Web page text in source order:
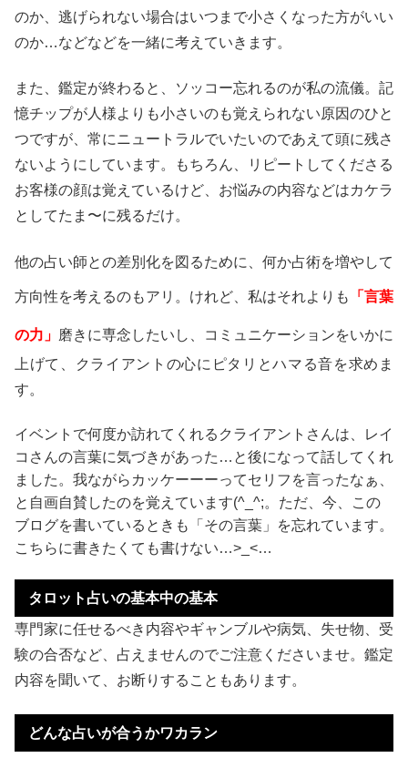
のか、逃げられない場合はいつまで小さくなった方がいい
のか…などなどを一緒に考えていきます。
また、鑑定が終わると、ソッコー忘れるのが私の流儀。記
憶チップが人様よりも小さいのも覚えられない原因のひと
つですが、常にニュートラルでいたいのであえて頭に残さ
ないようにしています。もちろん、リピートしてくださる
お客様の顔は覚えているけど、お悩みの内容などはカケラ
としてたま〜に残るだけ。
他の占い師との差別化を図るために、何か占術を増やして
方向性を考えるのもアリ。けれど、私はそれよりも 「言葉
の力」 磨きに専念したいし、コミュニケーションをいかに
上げて、クライアントの心にピタリとハマる音を求めま
す。
イベントで何度か訪れてくれるクライアントさんは、レイ
コさんの言葉に気づきがあった…と後になって話してくれ
ました。我ながらカッケーーーってセリフを言ったなぁ、
と自画自賛したのを覚えています(^_^;。ただ、今、この
ブログを書いているときも「その言葉」を忘れています。
こちらに書きたくても書けない…>_<…
タロット占いの基本中の基本
専門家に任せるべき内容やギャンブルや病気、失せ物、受
験の合否など、占えませんのでご注意くださいませ。鑑定
内容を聞いて、お断りすることもあります。
どんな占いが合うかワカラン